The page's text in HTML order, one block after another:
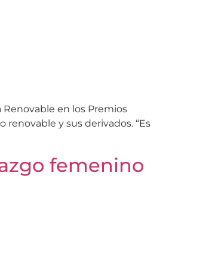
en los Premios
y sus derivados. “Es
femenino